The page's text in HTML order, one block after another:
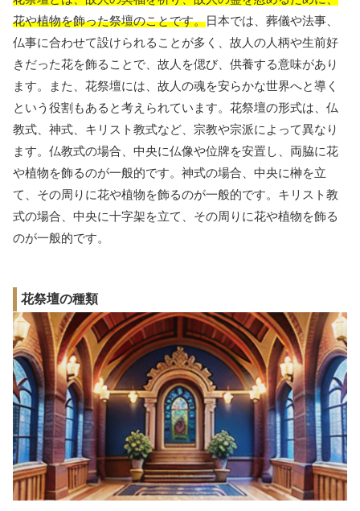
花や植物を飾った祭壇のことです。日本では、葬儀や法事、
仏事に合わせて設けられることが多く、故人の人柄や生前好
きだった花を飾ることで、故人を偲び、供養する意味があり
ます。また、花祭壇には、故人の魂を安らかな世界へと導く
という役割もあると考えられています。花祭壇の形式は、仏
教式、神式、キリスト教式など、宗教や宗派によって異なり
ます。仏教式の場合、中央に仏像や位牌を安置し、両脇に花
や植物を飾るのが一般的です。神式の場合、中央に榊を立
て、その周りに花や植物を飾るのが一般的です。キリスト教
式の場合、中央に十字架を立て、その周りに花や植物を飾る
のが一般的です。
花祭壇の種類